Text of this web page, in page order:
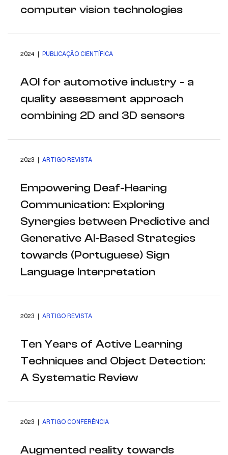
computer vision technologies
2024 | PUBLICAÇÃO CIENTÍFICA
AOI for automotive industry - a
quality assessment approach
combining 2D and 3D sensors
2023 | ARTIGO REVISTA
Empowering Deaf-Hearing
Communication: Exploring
Synergies between Predictive and
Generative AI-Based Strategies
towards (Portuguese) Sign
Language Interpretation
2023 | ARTIGO REVISTA
Ten Years of Active Learning
Techniques and Object Detection:
A Systematic Review
2023 | ARTIGO CONFERÊNCIA
Augmented reality towards